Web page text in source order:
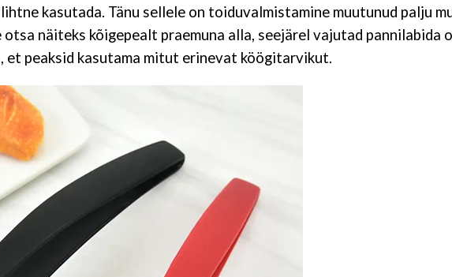
kasutada. Tänu sellele on toiduvalmistamine muutunud palju
näiteks kõigepealt praemuna alla, seejärel vajutad pannilabida
et peaksid kasutama mitut erinevat köögitarvikut.